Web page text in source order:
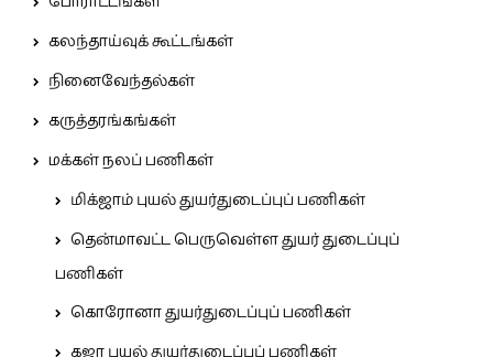
கலந்தாய்வுக் கூட்டங்கள்
நினைவேந்தல்கள்
கருத்தரங்கங்கள்
மக்கள் நலப் பணிகள்
மிக்ஜாம் புயல் துயர்துடைப்புப் பணிகள்
தென்மாவட்ட பெருவெள்ள துயர் துடைப்புப்
பணிகள்
கொரோனா துயர்துடைப்புப் பணிகள்